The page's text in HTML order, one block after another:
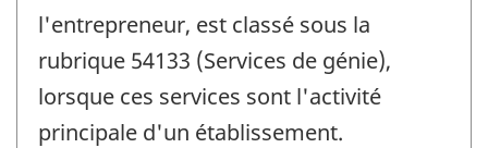
l'entrepreneur, est classé sous la
rubrique 54133 (Services de génie),
lorsque ces services sont l'activité
principale d'un établissement.